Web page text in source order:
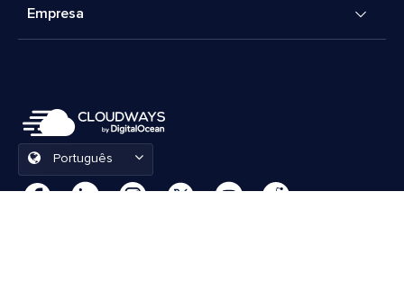
Empresa
Português